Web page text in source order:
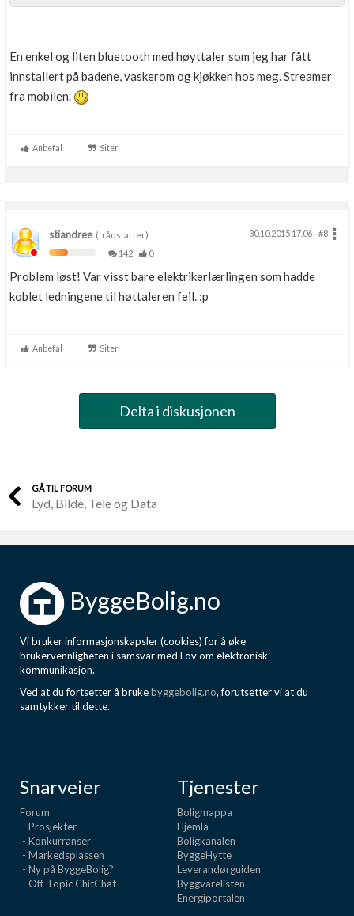
En enkel og liten bluetooth med høyttaler som jeg har fått
innstallert på badene, vaskerom og kjøkken hos meg. Streamer
fra mobilen.
Anbefal Siter
stiandree(trådstarter) 30.10.2015 17.06
#8
142
0
Problem løst! Var visst bare elektrikerlærlingen som hadde
koblet ledningene til høttaleren feil. :p
Anbefal Siter
Delta i diskusjonen
GÅ TIL FORUM
Lyd, Bilde, Tele og Data
ByggeBolig.no
Vi bruker informasjonskapsler (cookies) for å øke
brukervennligheten i samsvar med Lov om elektronisk
kommunikasjon.
Ved at du fortsetter å brukebyggebolig.no, forutsetter vi at du
samtykker til dette.
Snarveier
Forum
- Prosjekter
- Konkurranser
- Markedsplassen
- Ny på ByggeBolig?
- Off-Topic ChitChat
Tjenester
Boligmappa
Hjemla
Boligkanalen
ByggeHytte
Leverandørguiden
Byggvarelisten
Energiportalen